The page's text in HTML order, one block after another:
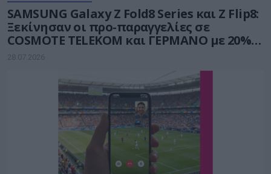
SAMSUNG Galaxy Z Fold8 Series και Ζ Flip8:
Ξεκίνησαν οι προ-παραγγελίες σε
COSMOTE TELEKOM και ΓΕΡΜΑΝΟ με 20%
payzy cashback
28.07.2026